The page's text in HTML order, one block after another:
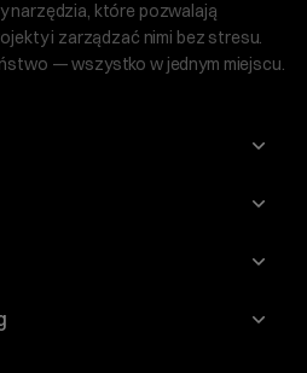
narzędzia, które pozwalają
i zarządzać nimi bez stresu.
— wszystko w jednym miejscu.